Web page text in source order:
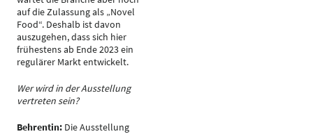
auf die Zulassung als „Novel
Food“. Deshalb ist davon
auszugehen, dass sich hier
frühestens ab Ende 2023 ein
regulärer Markt entwickelt.
Wer wird in der Ausstellung
vertreten sein?
Behrentin: Die Ausstellung